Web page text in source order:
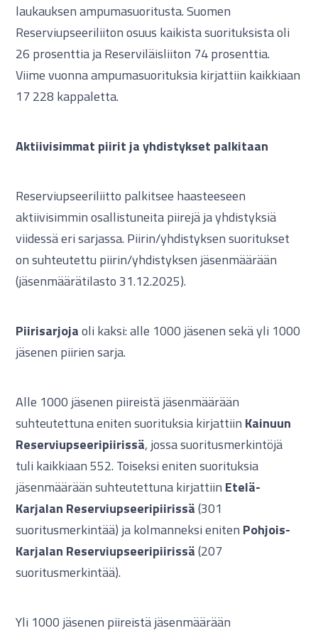
laukauksen ampumasuoritusta. Suomen
Reserviupseeriliiton osuus kaikista suorituksista oli
26 prosenttia ja Reserviläisliiton 74 prosenttia.
Viime vuonna ampumasuorituksia kirjattiin kaikkiaan
17 228 kappaletta.
Aktiivisimmat piirit ja yhdistykset palkitaan
Reserviupseeriliitto palkitsee haasteeseen
aktiivisimmin osallistuneita piirejä ja yhdistyksiä
viidessä eri sarjassa. Piirin/yhdistyksen suoritukset
on suhteutettu piirin/yhdistyksen jäsenmäärään
(jäsenmäärätilasto 31.12.2025).
Piirisarjojaoli kaksi: alle 1000 jäsenen sekä yli 1000
jäsenen piirien sarja.
Alle 1000 jäsenen piireistä jäsenmäärään
suhteutettuna eniten suorituksia kirjattiin Kainuun
Reserviupseeripiirissä, jossa suoritusmerkintöjä
tuli kaikkiaan 552. Toiseksi eniten suorituksia
jäsenmäärään suhteutettuna kirjattiin Etelä-
Karjalan Reserviupseeripiirissä(301
suoritusmerkintää) ja kolmanneksi eniten Pohjois-
Karjalan Reserviupseeripiirissä(207
suoritusmerkintää).
Yli 1000 jäsenen piireistä jäsenmäärään